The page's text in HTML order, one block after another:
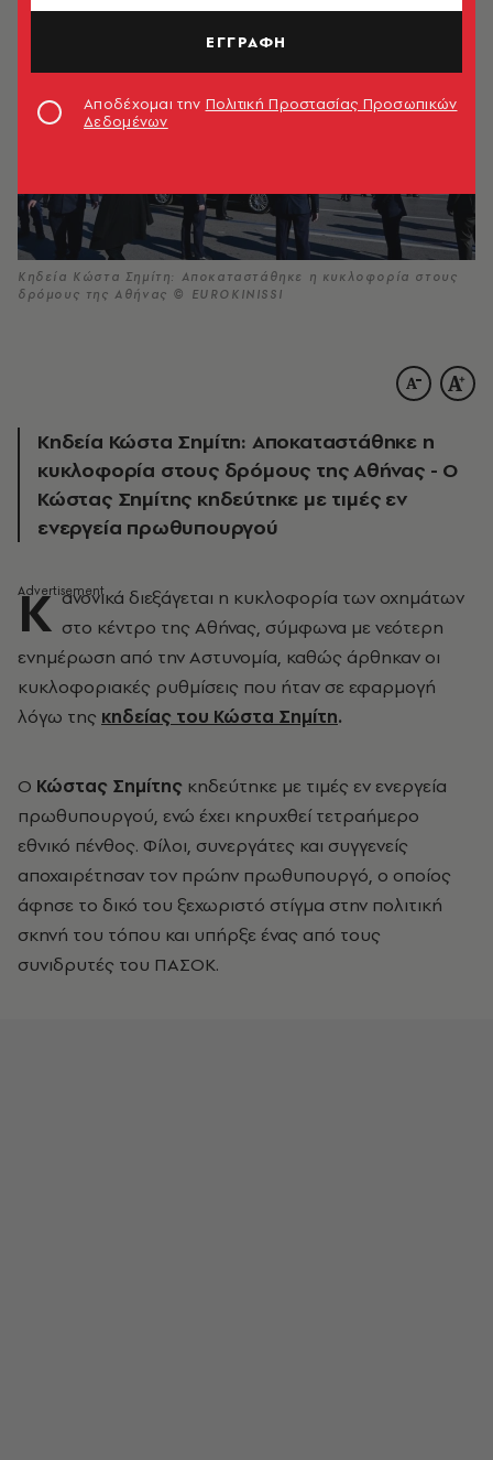
Κηδεία Κώστα Σημίτη: Αποκαταστάθηκε η κυκλοφορία στους
δρόμους της Αθήνας © EUROKINISSI
Κηδεία Κώστα Σημίτη: Αποκαταστάθηκε η
κυκλοφορία στους δρόμους της Αθήνας - Ο
Κώστας Σημίτης κηδεύτηκε με τιμές εν
ενεργεία πρωθυπουργού
Κ ανονικά διεξάγεται η κυκλοφορία των οχημάτων
στο κέντρο της Αθήνας, σύμφωνα με νεότερη
ενημέρωση από την Αστυνομία, καθώς άρθηκαν οι
κυκλοφοριακές ρυθμίσεις που ήταν σε εφαρμογή
λόγω της κηδείας του Κώστα Σημίτη.
Ο Κώστας Σημίτης κηδεύτηκε με τιμές εν ενεργεία
πρωθυπουργού, ενώ έχει κηρυχθεί τετραήμερο
εθνικό πένθος. Φίλοι, συνεργάτες και συγγενείς
αποχαιρέτησαν τον πρώην πρωθυπουργό, ο οποίος
άφησε το δικό του ξεχωριστό στίγμα στην πολιτική
σκηνή του τόπου και υπήρξε ένας από τους
συνιδρυτές του ΠΑΣΟΚ.
ΕΓΓΡΑΦΗ
Αποδέχομαι την Πολιτική Προστασίας Προσωπικών
Δεδομένων